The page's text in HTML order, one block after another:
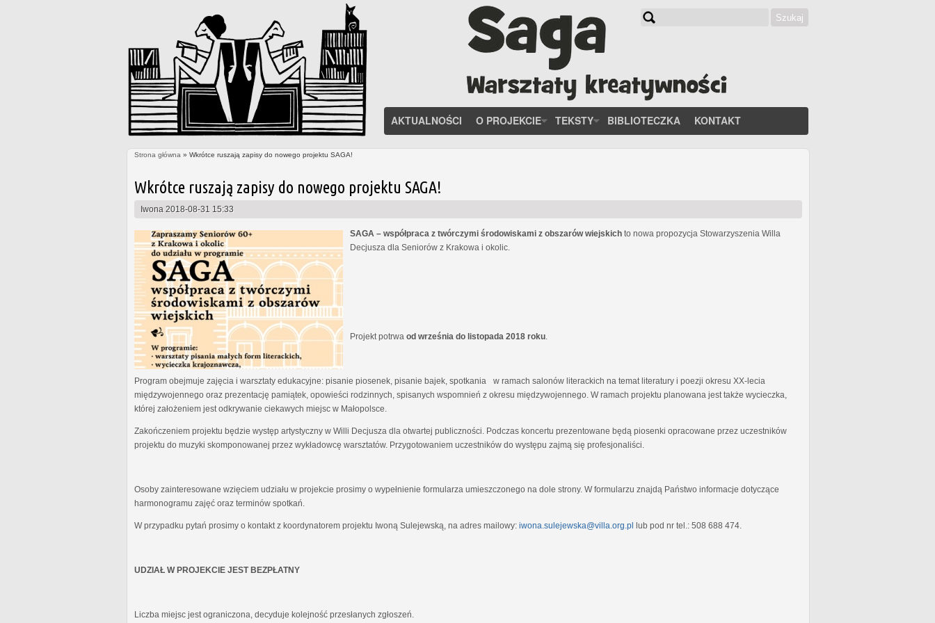
Szukaj
AKTUALNOŚCI O PROJEKCIE TEKSTY BIBLIOTECZKA KONTAKT
Strona główna » Wkrótce ruszają zapisy do nowego projektu SAGA!
Wkrótce ruszają zapisy do nowego projektu SAGA!
Iwona 2018-08-31 15:33
SAGA – współpraca z twórczymi środowiskami z obszarów wiejskich to nowa propozycja Stowarzyszenia Willa
Decjusza dla Seniorów z Krakowa i okolic.
Projekt potrwa od września do listopada 2018 roku
Program obejmuje zajęcia i warsztaty edukacyjne: pisanie piosenek, pisanie bajek, spotkania w ramach salonów literackich na temat literatury i poezji okresu XX-lecia
międzywojennego oraz prezentację pamiątek, opowieści rodzinnych, spisanych wspomnień z okresu międzywojennego. W ramach projektu planowana jest także wycieczka,
której założeniem jest odkrywanie ciekawych miejsc w Małopolsce.
Zakończeniem projektu będzie występ artystyczny w Willi Decjusza dla otwartej publiczności. Podczas koncertu prezentowane będą piosenki opracowane przez uczestników
projektu do muzyki skomponowanej przez wykładowcę warsztatów. Przygotowaniem uczestników do występu zajmą się profesjonaliści.
Osoby zainteresowane wzięciem udziału w projekcie prosimy o wypełnienie formularza umieszczonego na dole strony. W formularzu znajdą Państwo informacje dotyczące
harmonogramu zajęć oraz terminów spotkań.
W przypadku pytań prosimy o kontakt z koordynatorem projektu Iwoną Sulejewską, na adres mailowy: iwona.sulejewska@villa.org.pl lub pod nr tel.: 508 688 474.
UDZIAŁ W PROJEKCIE JEST BEZPŁATNY
Liczba miejsc jest ograniczona, decyduje kolejność przesłanych zgłoszeń.